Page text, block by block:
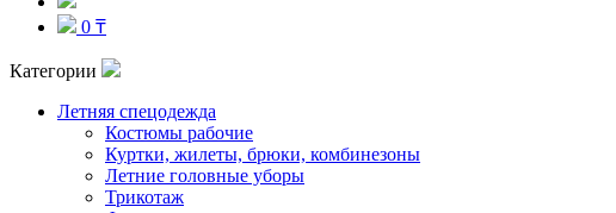
0 ₸
Категории
Летняя спецодежда
Костюмы рабочие
Куртки, жилеты, брюки, комбинезоны
Летние головные уборы
Трикотаж